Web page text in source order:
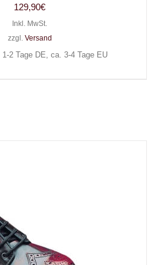
129,90€
Inkl. MwSt.
zzgl. Versand
2 Tage DE, ca. 3-4 Tage EU